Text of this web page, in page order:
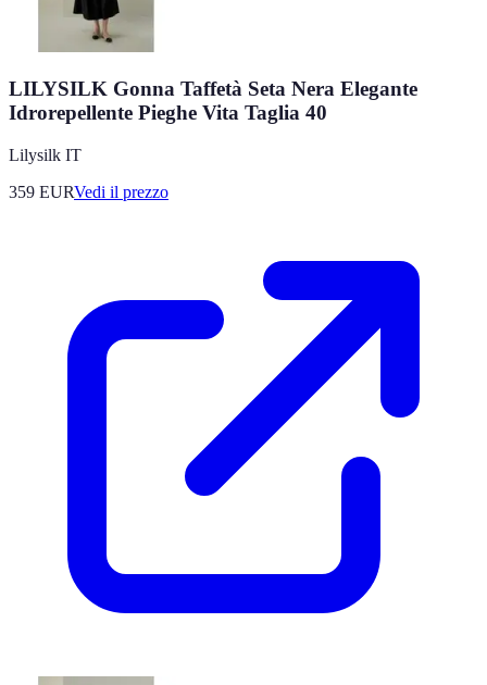
LILYSILK Gonna Taffetà Seta Nera Elegante
Idrorepellente Pieghe Vita Taglia 40
Lilysilk IT
359 EURVedi il prezzo